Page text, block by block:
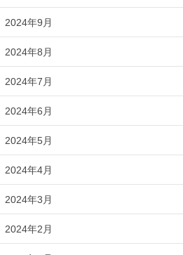
2024年9月
2024年8月
2024年7月
2024年6月
2024年5月
2024年4月
2024年3月
2024年2月